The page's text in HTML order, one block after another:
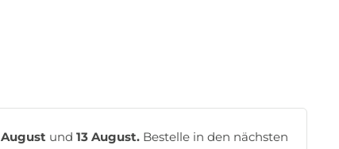
August und 13 August. Bestelle in den nächsten